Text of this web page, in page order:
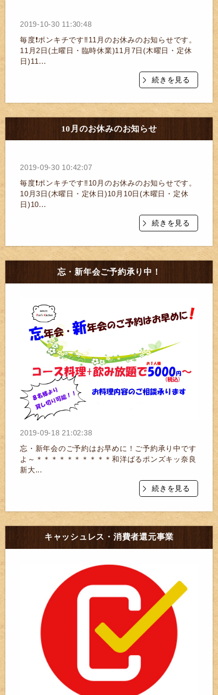
2019-10-30 11:30:48
毎度❗ポンキチです‼️11月のお休みのお知らせです。
11月2日(土曜日・臨時休業)11月7日(木曜日・定休
日)11...
続きを見る
10月のお休みのお知らせ
2019-09-30 10:42:07
毎度❗ポンキチです‼️10月のお休みのお知らせです。
10月3日(木曜日・定休日)10月10日(木曜日・定休
日)10...
続きを見る
忘・新年会ご予約承り中！
2019-09-18 21:02:38
忘・新年会のご予約はお早めに！ご予約承り中です
よ～＊＊＊＊＊＊＊＊＊＊和洋ばるポンズキッ奈良
新大...
続きを見る
キャッシュレス・消費者還元事業